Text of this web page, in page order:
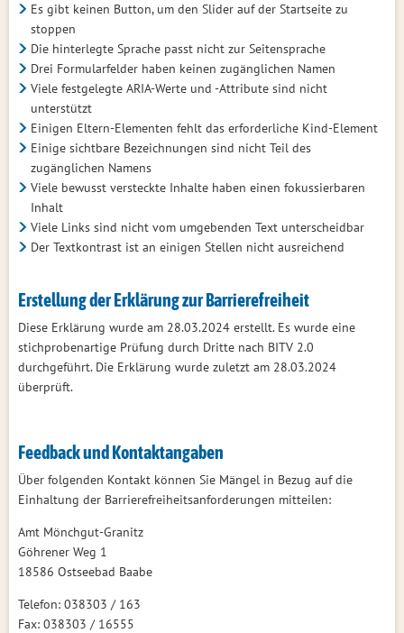
Es gibt keinen Button, um den Slider auf der Startseite zu
stoppen
Die hinterlegte Sprache passt nicht zur Seitensprache
Drei Formularfelder haben keinen zugänglichen Namen
Viele festgelegte ARIA-Werte und -Attribute sind nicht
unterstützt
Einigen Eltern-Elementen fehlt das erforderliche Kind-Element
Einige sichtbare Bezeichnungen sind nicht Teil des
zugänglichen Namens
Viele bewusst versteckte Inhalte haben einen fokussierbaren
Inhalt
Viele Links sind nicht vom umgebenden Text unterscheidbar
Der Textkontrast ist an einigen Stellen nicht ausreichend
Erstellung der Erklärung zur Barrierefreiheit
Diese Erklärung wurde am 28.03.2024 erstellt. Es wurde eine
stichprobenartige Prüfung durch Dritte nach BITV 2.0
durchgeführt. Die Erklärung wurde zuletzt am 28.03.2024
überprüft.
Feedback und Kontaktangaben
Über folgenden Kontakt können Sie Mängel in Bezug auf die
Einhaltung der Barrierefreiheitsanforderungen mitteilen:
Amt Mönchgut-Granitz
Göhrener Weg 1
18586 Ostseebad Baabe
Telefon: 038303 / 163
Fax: 038303 / 16555